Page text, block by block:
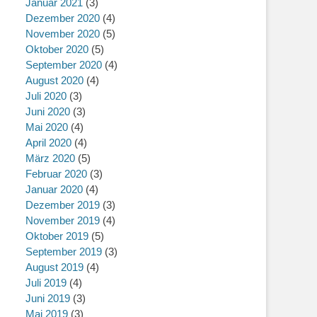
Januar 2021 (3)
Dezember 2020 (4)
November 2020 (5)
Oktober 2020 (5)
September 2020 (4)
August 2020 (4)
Juli 2020 (3)
Juni 2020 (3)
Mai 2020 (4)
April 2020 (4)
März 2020 (5)
Februar 2020 (3)
Januar 2020 (4)
Dezember 2019 (3)
November 2019 (4)
Oktober 2019 (5)
September 2019 (3)
August 2019 (4)
Juli 2019 (4)
Juni 2019 (3)
Mai 2019 (3)